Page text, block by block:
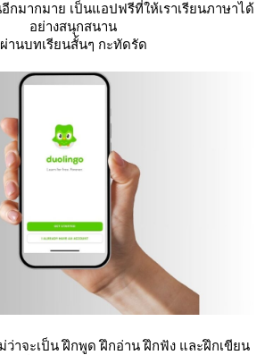
กมากมาย เป็นแอปฟรีที่ให้เราเรียนภาษาได้
อย่างสนุกสนาน
ผ่านบทเรียนสั้นๆ กะทัดรัด
ว่าจะเป็น ฝึกพูด ฝึกอ่าน ฝึกฟัง และฝึกเขียน